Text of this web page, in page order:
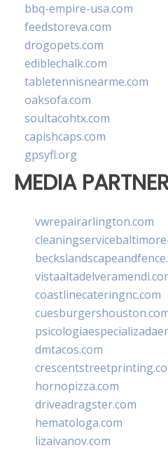
bbq-empire-usa.com
feedstoreva.com
drogopets.com
ediblechalk.com
tabletennisnearme.com
oaksofa.com
soultacohtx.com
capishcaps.com
gpsyfl.org
MEDIA
vwrepairarlington.com
coastlinecateringnc.com
dmtacos.com
hornopizza.com
driveadragster.com
hematologa.com
lizaivanov.com